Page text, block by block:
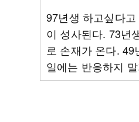
97년생 하고싶다
이 성사된다. 73년
로 손재가 온다.
일에는 반응하지